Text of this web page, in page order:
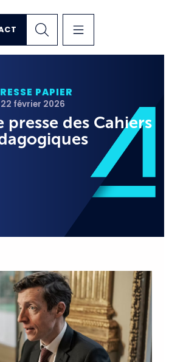
PAPIER
22 février 2026
presse des Cahiers